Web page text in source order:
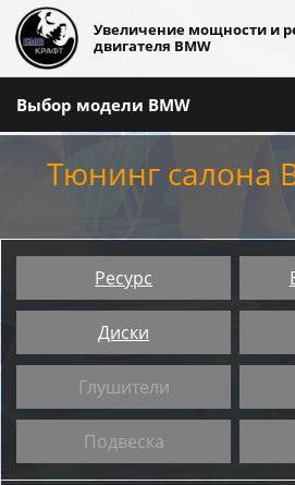
Увеличение мощности и
двигателя BMW
Выбор модели BMW
Тюнинг салона
Ресурс
Диски
Глушители
Подвеска